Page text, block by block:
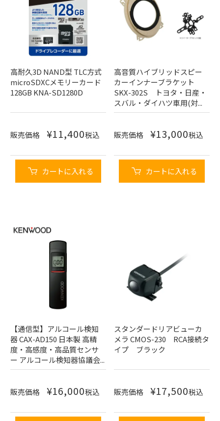
高耐久3D NAND型 TLC方式
microSDXCメモリーカード
128GB KNA-SD1280D
販売価格 ¥11,400税込
カートに入れる
高音質ハイブリッドスピー
カーインナーブラケット
SKX-302S トヨタ・日産・
スバル・ダイハツ車用(対...
販売価格 ¥13,000税込
カートに入れる
【通信型】アルコール検知
器 CAX-AD150 日本製 高精
度・高感度・高品質センサ
ー アルコール検知器協議会...
販売価格 ¥16,000税込
スタンダードリアビューカ
メラ CMOS-230 RCA接続タ
イプ ブラック
販売価格 ¥17,500税込